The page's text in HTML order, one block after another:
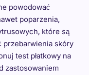
powodować
poparzenia,
które są
przebarwienia skóry
test płatkowy na
zastosowaniem